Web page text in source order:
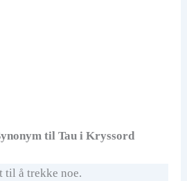
til Tau i Kryssord
til å trekke noe.